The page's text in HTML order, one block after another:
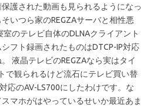
護された動画も見られるようになっ
いつら家のREGZAサーバと相性悪
のテレビ自体のDLNAクライアント
フト録画されたものはDTCP-IP対応
液晶テレビのREGZAなら実はタイ
で観られるけど流石にテレビ買い替
応のAV-LS700にしたわけです。な
マホがはやっているせいか最近あま